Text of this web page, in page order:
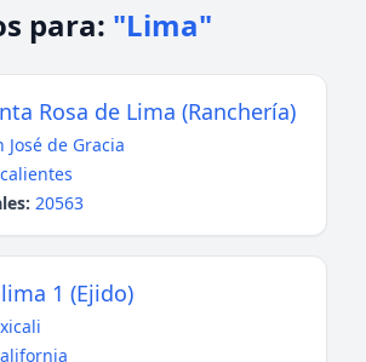
para: "Lima"
Rosa de Lima (Ranchería)
José de Gracia
20563
1 (Ejido)